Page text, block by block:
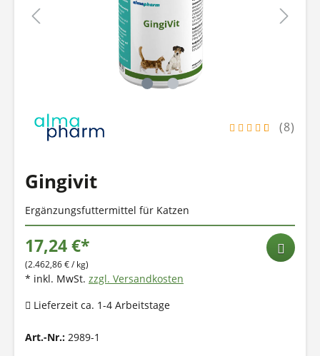
(8)
Gingivit
Ergänzungsfuttermittel für Katzen
17,24 €*
(2.462,86 € / kg)
* inkl. MwSt. zzgl. Versandkosten
Lieferzeit ca. 1-4 Arbeitstage
Art.-Nr.: 2989-1